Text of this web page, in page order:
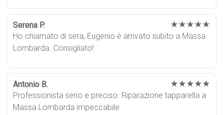
Serena P. ★★★★★
Ho chiamato di sera, Eugenio è arrivato subito a Massa
Lombarda. Consigliato!
Antonio B. ★★★★★
Professionista serio e preciso. Riparazione tapparella a
Massa Lombarda impeccabile.